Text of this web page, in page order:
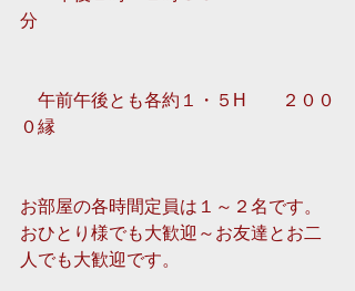
分
午前午後とも各約１・５H　　２００
０縁
お部屋の各時間定員は１～２名です。
おひとり様でも大歓迎～お友達とお二
人でも大歓迎です。